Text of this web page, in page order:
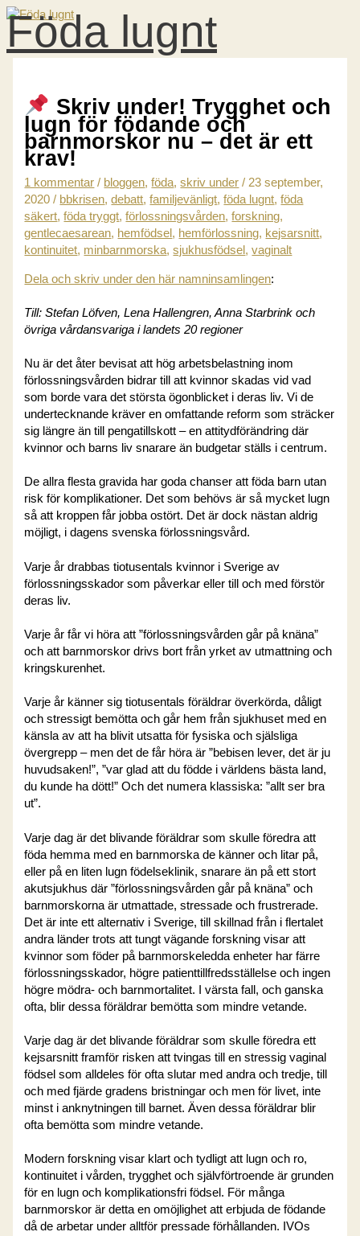
Hoppa
till
innehåll
Föda lugnt
HUVUDMENY
Skriv under! Trygghet och
lugn för födande och
barnmorskor nu – det är ett
krav!
1 kommentar / bloggen,föda,skriv under / 23 september,
2020/ bbkrisen,debatt,familjevänligt,föda lugnt,föda
säkert,föda tryggt,förlossningsvården,forskning,
gentlecaesarean, hemfödsel , hemförlossning, kejsarsnitt,
kontinuitet, minbarnmorska,sjukhusfödsel ,vaginalt
Dela och skriv under den här namninsamlingen:
Till: Stefan Löfven, Lena Hallengren, Anna Starbrink och
övriga vårdansvariga i landets 20 regioner
Nu är det åter bevisat att hög arbetsbelastning inom
förlossningsvården bidrar till att kvinnor skadas vid vad
som borde vara det största ögonblicket i deras liv. Vi de
undertecknande kräver en omfattande reform som sträcker
sig längre än till pengatillskott – en attitydförändring där
kvinnor och barns liv snarare än budgetar ställs i centrum.
De allra flesta gravida har goda chanser att föda barn utan
risk för komplikationer. Det som behövs är så mycket lugn
så att kroppen får jobba ostört. Det är dock nästan aldrig
möjligt, i dagens svenska förlossningsvård.
Varje år drabbas tiotusentals kvinnor i Sverige av
förlossningsskador som påverkar eller till och med förstör
deras liv.
Varje år får vi höra att ”förlossningsvården går på knäna”
och att barnmorskor drivs bort från yrket av utmattning och
kringskurenhet.
Varje år känner sig tiotusentals föräldrar överkörda, dåligt
och stressigt bemötta och går hem från sjukhuset med en
känsla av att ha blivit utsatta för fysiska och själsliga
övergrepp – men det de får höra är ”bebisen lever, det är ju
huvudsaken!”, ”var glad att du födde i världens bästa land,
du kunde ha dött!” Och det numera klassiska: ”allt ser bra
ut”.
Varje dag är det blivande föräldrar som skulle föredra att
föda hemma med en barnmorska de känner och litar på,
eller på en liten lugn födelseklinik, snarare än på ett stort
akutsjukhus där ”förlossningsvården går på knäna” och
barnmorskorna är utmattade, stressade och frustrerade.
Det är inte ett alternativ i Sverige, till skillnad från i flertalet
andra länder trots att tungt vägande forskning visar att
kvinnor som föder på barnmorskeledda enheter har färre
förlossningsskador, högre patienttillfredsställelse och ingen
högre mödra- och barnmortalitet. I värsta fall, och ganska
ofta, blir dessa föräldrar bemötta som mindre vetande.
Varje dag är det blivande föräldrar som skulle föredra ett
kejsarsnitt framför risken att tvingas till en stressig vaginal
födsel som alldeles för ofta slutar med andra och tredje, till
och med fjärde gradens bristningar och men för livet, inte
minst i anknytningen till barnet. Även dessa föräldrar blir
ofta bemötta som mindre vetande.
Modern forskning visar klart och tydligt att lugn och ro,
kontinuitet i vården, trygghet och självförtroende är grunden
för en lugn och komplikationsfri födsel. För många
barnmorskor är detta en omöjlighet att erbjuda de födande
då de arbetar under alltför pressade förhållanden. IVOs